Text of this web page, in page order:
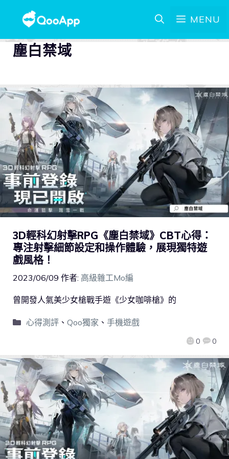
MENU
塵白禁域
3D輕科幻射擊RPG《塵白禁域》CBT心得：
專注射擊細節設定和操作體驗，展現獨特遊
戲風格！
2023/06/09 作者: 高級雜工Mo編
0 0
曾開發人氣美少女槍戰手遊《少女咖啡槍》的
心得測評、 Qoo獨家 、 手機遊戲